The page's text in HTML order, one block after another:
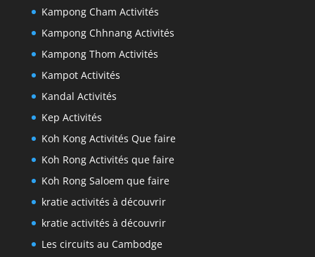
Kampong Cham Activités
Kampong Chhnang Activités
Kampong Thom Activités
Kampot Activités
Kandal Activités
Kep Activités
Koh Kong Activités Que faire
Koh Rong Activités que faire
Koh Rong Saloem que faire
kratie activités à découvrir
kratie activités à découvrir
Les circuits au Cambodge